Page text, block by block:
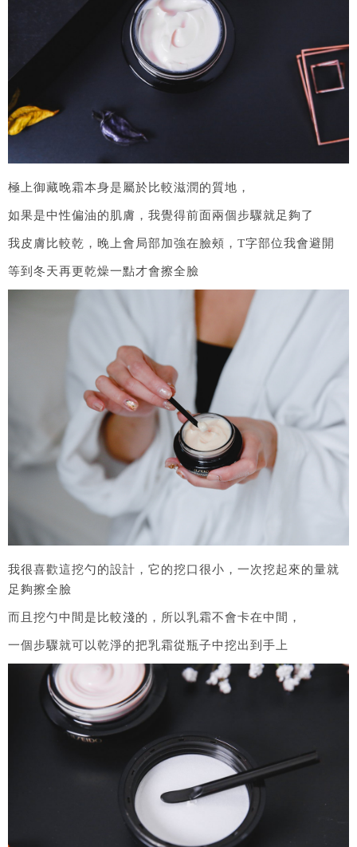
極上御藏晚霜本身是屬於比較滋潤的質地，
如果是中性偏油的肌膚，我覺得前面兩個步驟就足夠了
我皮膚比較乾，晚上會局部加強在臉頰，T字部位我會避開
等到冬天再更乾燥一點才會擦全臉
我很喜歡這挖勺的設計，它的挖口很小，一次挖起來的量就
足夠擦全臉
而且挖勺中間是比較淺的，所以乳霜不會卡在中間，
一個步驟就可以乾淨的把乳霜從瓶子中挖出到手上